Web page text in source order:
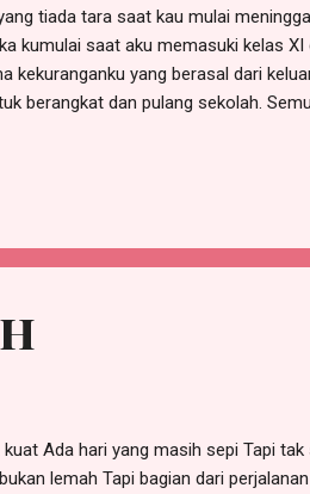
tiada tara saat kau mulai
kumulai saat aku memasuki kelas
kekuranganku yang berasal dari
berangkat dan pulang sekolah.
kataku gembira karena profil dia
Ada hari yang masih sepi Tapi
lemah Tapi bagian dari